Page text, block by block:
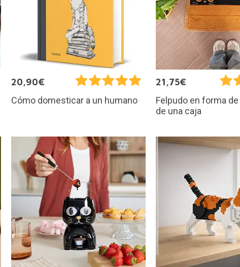
20,90€
Cómo domesticar a un humano
21,75€
Felpudo en forma
de una caja